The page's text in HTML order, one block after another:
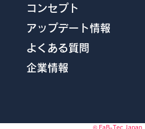
コンセプト
アップデート情報
よくある質問
企業情報
© FaB-Tec Japan